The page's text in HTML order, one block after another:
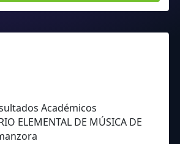
Académicos
ELEMENTAL DE MÚSICA DE